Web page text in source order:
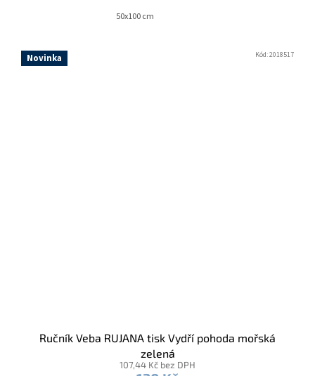
50x100 cm
Novinka
Ručník Veba RUJANA tisk Vydří pohoda mořská
zelená
107,44 Kč bez DPH
Kód:2018517